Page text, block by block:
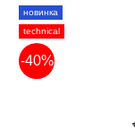
новинка
technical
-40%